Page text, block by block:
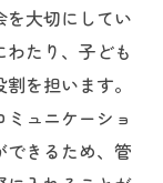
同会社縁架
会社縁架の
導員のやり
大切にしてい
たり、子ども
を担います。
ュニケーショ
できるため、管